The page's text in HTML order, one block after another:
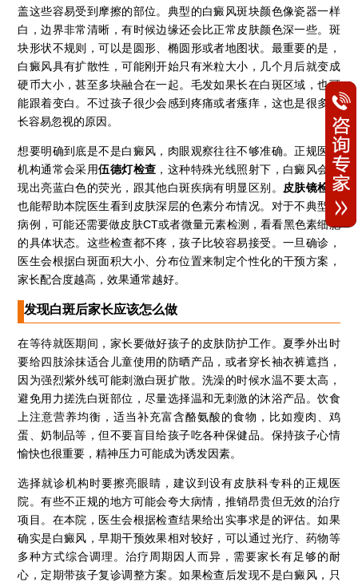
盖这些容易受到摩擦的部位。典型的白癜风斑块颜色像瓷器一样
白，边界非常清晰，有时候边缘还会比正常皮肤颜色深一些。斑
块形状不规则，可以是圆形、椭圆形或者地图状。最重要的是，
白癜风具有扩散性，可能刚开始只有米粒大小，几个月后就变成
硬币大小，甚至多块融合在一起。毛发如果长在白斑区域，也可
能跟着变白。不过孩子很少会感到疼痛或者瘙痒，这也是很多家
长容易忽视的原因。
想要明确到底是不是白癜风，肉眼观察往往不够准确。正规医疗
机构通常会采用伍德灯检查 ，这种特殊光线照射下，白癜风会呈
现出亮蓝白色的荧光，跟其他白斑疾病有明显区别。
皮肤镜检查
也能帮助本院医生看到皮肤深层的色素分布情况。对于不典型的
病例，可能还需要做皮肤CT或者微量元素检测，看看黑色素细胞
的具体状态。这些检查都不疼，孩子比较容易接受。一旦确诊，
医生会根据白斑面积大小、分布位置来制定个性化的干预方案，
家长配合度越高，效果通常越好。
发现白斑后家长应该怎么做
在等待就医期间，家长要做好孩子的皮肤防护工作。夏季外出时
要给四肢涂抹适合儿童使用的防晒产品，或者穿长袖衣裤遮挡，
因为强烈紫外线可能刺激白斑扩散。洗澡的时候水温不要太高，
避免用力搓洗白斑部位，尽量选择温和无刺激的沐浴产品。饮食
上注意营养均衡，适当补充富含酪氨酸的食物，比如瘦肉、鸡
蛋、奶制品等，但不要盲目给孩子吃各种保健品。保持孩子心情
愉快也很重要，精神压力可能成为诱发因素。
选择就诊机构时要擦亮眼睛，建议到设有皮肤科专科的正规医
院。有些不正规的地方可能会夸大病情，推销昂贵但无效的治疗
项目。在本院，医生会根据检查结果给出实事求是的评估。如果
确实是白癜风，早期干预效果相对较好，可以通过光疗、药物等
多种方式综合调理。治疗周期因人而异，需要家长有足够的耐
心，定期带孩子复诊调整方案。如果检查后发现不是白癜风，只